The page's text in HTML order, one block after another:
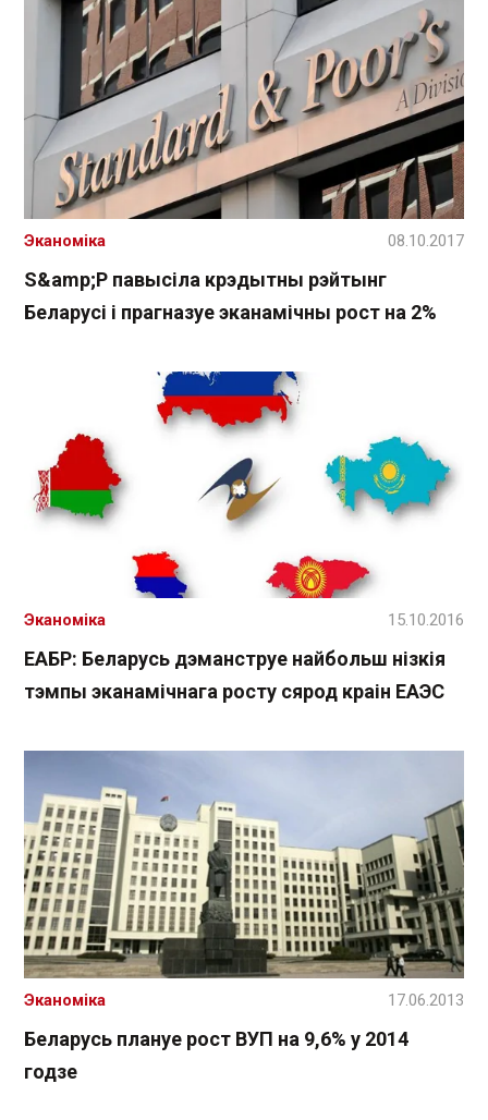
S&amp;P павысіла крэдытны рэйтынг
Беларусі і прагназуе эканамічны рост на 2%
Эканоміка 08.10.2017
ЕАБР: Беларусь дэманструе найбольш нізкія
тэмпы эканамічнага росту сярод краін ЕАЭС
Эканоміка 15.10.2016
Беларусь плануе рост ВУП на 9,6% у 2014
годзе
Эканоміка 17.06.2013